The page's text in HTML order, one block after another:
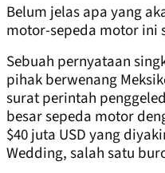
Belum jelas apa yang
motor-sepeda motor ini
Sebuah pernyataan
pihak berwenang
surat perintah
besar sepeda motor
$40 juta USD yang
Wedding, salah satu